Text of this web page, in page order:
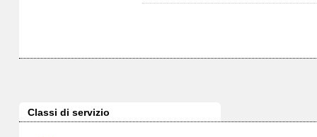
Classi di servizio